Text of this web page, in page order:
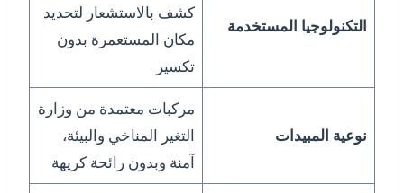
التكنولوجيا المستخدمة
كشف بالاستشعار لتحديد
مكان المستعمرة بدون
تكسير
نوعية المبيدات
مركبات معتمدة من وزارة
التغير المناخي والبيئة،
آمنة وبدون رائحة كريهة